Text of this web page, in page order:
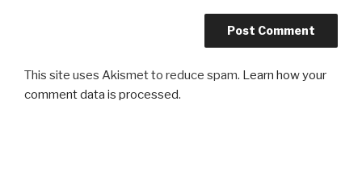
This site uses Akismet to reduce spam. Learn how your
comment data is processed.